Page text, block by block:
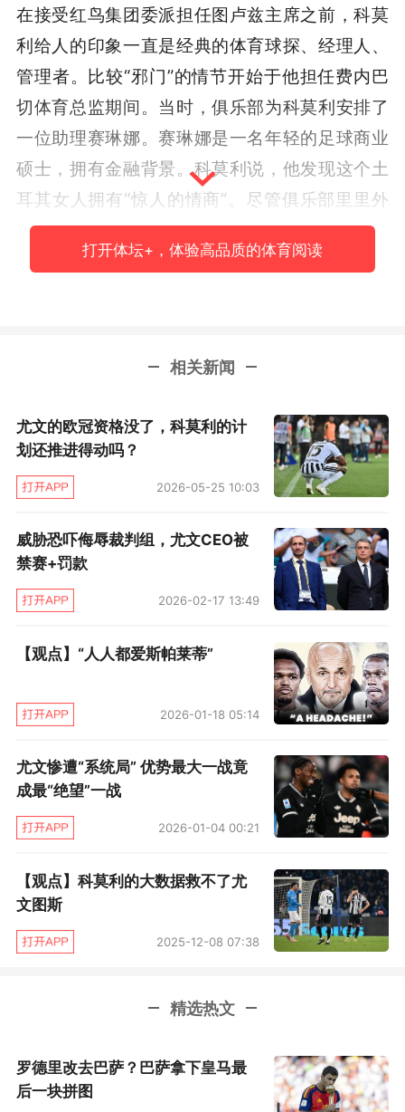
在接受红鸟集团委派担任图卢兹主席之前，科莫
利给人的印象一直是经典的体育球探、经理人、
管理者。比较“邪门”的情节开始于他担任费内巴
切体育总监期间。当时，俱乐部为科莫利安排了
一位助理赛琳娜。赛琳娜是一名年轻的足球商业
硕士，拥有金融背景。科莫利说，他发现这个土
耳其女人拥有“惊人的情商”。尽管俱乐部里里外
外问题很多，科莫利的工作受到很多诟病，但科
莫利把自己所有的热情都投入到赛琳娜身上，两
2020年夏天，他们一起转战法国图卢兹，在一个
到了红鸟集团的全权任命，赛琳娜也不必再担任
他的助理，而是拥有了一个特别的职位：图卢兹
战略与文化负责人。
此类略带模糊的任命倒是在很多地方都存在，比
较特别的是科莫利对赛琳娜角色的解释，他说土
耳其人将担任俱乐部的“真话之人”（truth
于“谏官”就是自己生活伴侣……到底是吹枕边风还
是进谏？或者只是同一件事情换了不同姿势？
的事件，是功勋主帅蒙塔尼耶下课。蒙塔尼耶自
己也没有太搞清楚，他在带队重返法甲第一个赛
季拿到了法国杯冠军，结果竟然是下课，同时还
有多名主力被清洗。按照法国媒体的说法，科莫
利是听取了赛琳娜的建议，后者的想法是球队需
要在升级以后加速换血，同时建议采用新潮年轻
教练，而不是蒙塔尼耶这种老派教头。
然而，图卢兹之后在转会市场、新帅选择等诸多
打采中度过，虽然保级压力不算太大，但球队在
技战术水平、士气等多方面都跌入升甲以后的低
打开体坛+，体验高品质的体育阅读
相关新闻
尤文的欧冠资格没了，科莫利的计
划还推进得动吗？
2026-05-25 10:03
威胁恐吓侮辱裁判组，尤文CEO被
禁赛+罚款
2026-02-17 13:49
【观点】“人人都爱斯帕莱蒂”
2026-01-18 05:14
尤文惨遭“系统局” 优势最大一战竟
成最“绝望”一战
2026-01-04 00:21
【观点】科莫利的大数据救不了尤
文图斯
2025-12-08 07:38
精选热文
罗德里改去巴萨？巴萨拿下皇马最
后一块拼图